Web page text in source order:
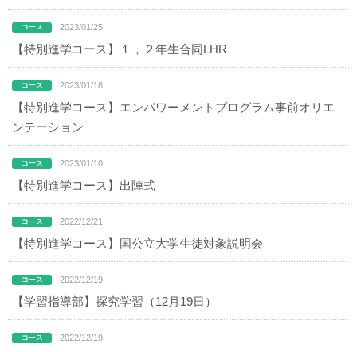
2023/01/25
【特別進学コース】１，２年生合同LHR
2023/01/18
【特別進学コース】エンパワーメントプログラム事前オリエ
ンテーション
2023/01/10
【特別進学コース】出陣式
2022/12/21
【特別進学コース】国公立大学生徒対象説明会
2022/12/19
【学習指導部】探究学習（12月19日）
2022/12/19